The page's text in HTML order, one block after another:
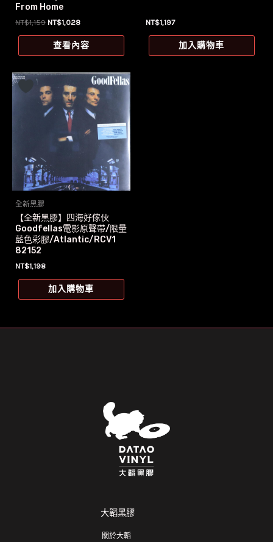
From Home
NT$1,159 原
價
格：
NT$1,028目
價
格：
查看內容
NT$1,197
加入購物車
全新黑膠
【全新黑膠】四海好傢伙
Goodfellas電影原聲帶/限量
藍色彩膠/Atlantic/RCV1
82152
NT$1,198
加入購物車
大韜黑膠
關於大韜